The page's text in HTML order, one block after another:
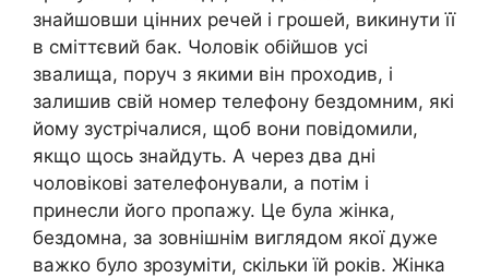
знайшовши цінних речей і грошей, викинути її
в сміттєвий бак. Чоловік обійшов усі
звалища, поруч з якими він проходив, і
залишив свій номер телефону бездомним, які
йому зустрічалися, щоб вони повідомили,
якщо щось знайдуть. А через два дні
чоловікові зателефонували, а потім і
принесли його пропажу. Це була жінка,
бездомна, за зовнішнім виглядом якої дуже
важко було зрозуміти, скільки їй років. Жінка